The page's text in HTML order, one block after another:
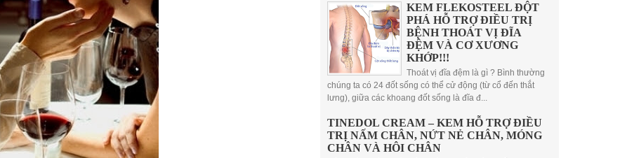
KEM FLEKOSTEEL ĐỘT
PHÁ HỖ TRỢ ĐIỀU TRỊ
BỆNH THOÁT VỊ ĐĨA
ĐỆM VÀ CƠ XƯƠNG
KHỚP!!!
Thoát vị đĩa đệm là gì ? Bình thường
chúng ta có 24 đốt sống có thể cử động (từ cổ đến thắt
lưng), giữa các khoang đốt sống là đĩa đ...
TINEDOL CREAM – KEM HỖ TRỢ ĐIỀU
TRỊ NẤM CHÂN, NỨT NẺ CHÂN, MÓNG
CHÂN VÀ HÔI CHÂN